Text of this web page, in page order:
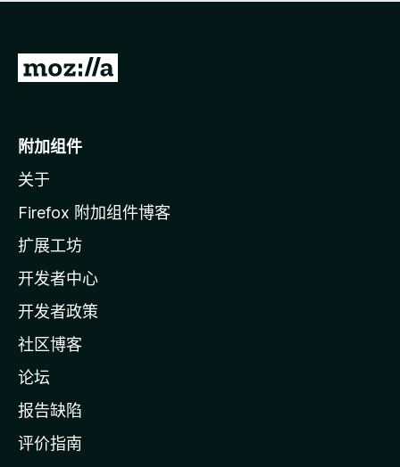
无
转
o
i
l
a
主
页
附加组件
关于
Firefox 附加组件博客
扩展工坊
开发者中心
开发者政策
社区博客
论坛
报告缺陷
评价指南